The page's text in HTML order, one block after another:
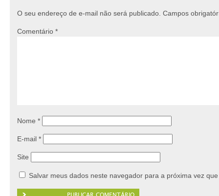
O seu endereço de e-mail não será publicado. Campos
Comentário *
Nome *
E-mail *
Site
Salvar meus dados neste navegador para a próxima vez